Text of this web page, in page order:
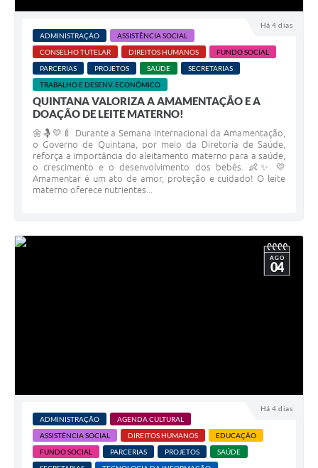
Há 4 dias
ADMINISTRAÇÃO
ASSISTÊNCIA SOCIAL
CONSELHO TUTELAR
DIREITOS HUMANOS
FUNDO SOCIAL
PARCERIAS
PROJETOS SAÚDE
SECRETARIAS
TRABALHO E DESENV. ECONÔMICO
QUINTANA VALORIZA A AMAMENTAÇÃO E A
DOAÇÃO DE LEITE MATERNO!
🌼🤱💛🍼 Durante a Semana Internacional da Amamentação,
o Governo de Quintana, por meio da Diretoria de Saúde,
reforça a importância do aleitamento materno para a saúde,
o crescimento e o desenvolvimento dos bebês. 👶✨ 💛
Amamentar é um ato de amor, proteção e cuidado! O leite
materno oferece nutrientes...
Há 4 dias
AGO
04
ADMINISTRAÇÃO
AGENDA CULTURAL
ASSISTÊNCIA SOCIAL
DIREITOS HUMANOS
EDUCAÇÃO
FUNDO SOCIAL
PARCERIAS PROJETOS
SAÚDE